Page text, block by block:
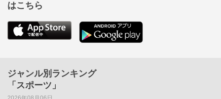
はこちら
ジャンル別ランキング
「スポーツ」